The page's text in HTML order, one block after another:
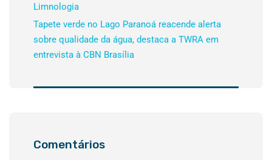
Limnologia
Tapete verde no Lago Paranoá reacende alerta
sobre qualidade da água, destaca a TWRA em
entrevista à CBN Brasília
Comentários